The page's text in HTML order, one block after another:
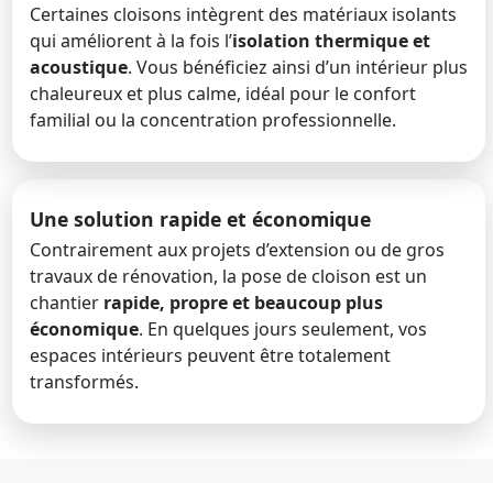
Certaines cloisons intègrent des matériaux isolants
qui améliorent à la fois l’isolation thermique et
acoustique. Vous bénéficiez ainsi d’un intérieur plus
chaleureux et plus calme, idéal pour le confort
familial ou la concentration professionnelle.
Une solution rapide et économique
Contrairement aux projets d’extension ou de gros
travaux de rénovation, la pose de cloison est un
chantier rapide, propre et beaucoup plus
économique. En quelques jours seulement, vos
espaces intérieurs peuvent être totalement
transformés.